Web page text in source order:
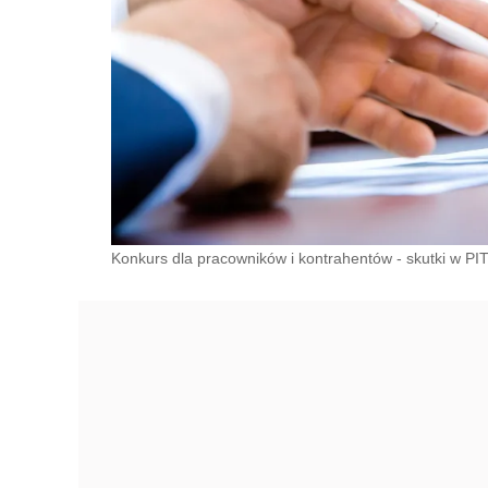
Konkurs dla pracowników i kontrahentów - skutki w PIT